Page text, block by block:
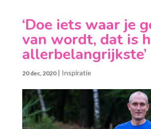
‘Doe iets waar je
van wordt, dat is
allerbelangrijkste’
20 dec, 2020| Inspiratie